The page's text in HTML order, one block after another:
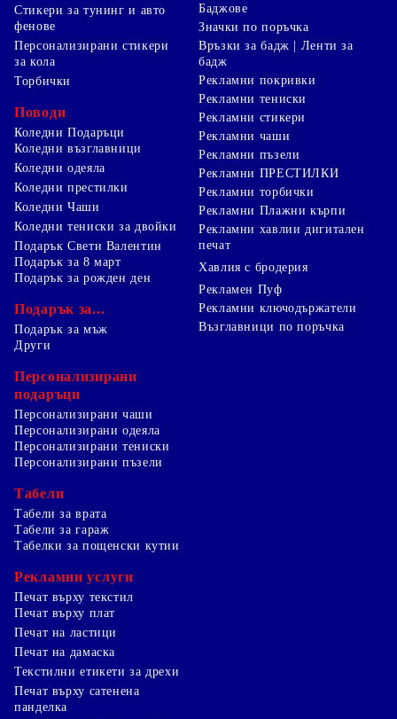
Стикери за тунинг и авто
фенове
Персонализирани стикери
за кола
Торбички
Поводи
Коледни Подаръци
Коледни възглавници
Коледни одеяла
Коледни престилки
Коледни Чаши
Коледни тениски за двойки
Подарък Свети Валентин
Подарък за 8 март
Подарък за рожден ден
Подарък за...
Подарък за мъж
Баджове
Значки по поръчка
Връзки за бадж | Ленти за
бадж
Рекламни покривки
Рекламни тениски
Рекламни стикери
Рекламни чаши
Рекламни пъзели
Рекламни ПРЕСТИЛКИ
Рекламни торбички
Рекламни Плажни кърпи
Рекламни хавлии дигитален
печат
Хавлия с бродерия
Рекламен Пуф
Рекламни ключодържатели
Възглавници по поръчка
Други
Персонализирани
подаръци
Персонализирани чаши
Персонализирани одеяла
Персонализирани тениски
Персонализирани пъзели
Табели
Табели за врата
Табели за гараж
Табелки за пощенски кутии
Рекламни услуги
Печат върху текстил
Печат върху плат
Печат на ластици
Печат на дамаска
Текстилни етикети за дрехи
Печат върху сатенена
панделка